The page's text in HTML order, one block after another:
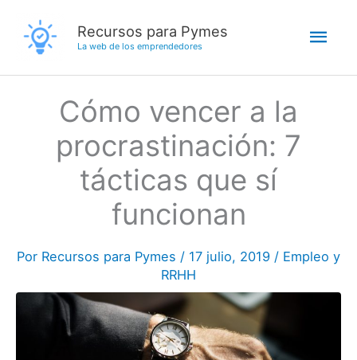
contenido
Recursos para Pymes
La web de los emprendedores
Cómo vencer a la
procrastinación: 7
tácticas que sí
funcionan
Por Recursos para Pymes / 17 julio, 2019 / Empleo y
RRHH